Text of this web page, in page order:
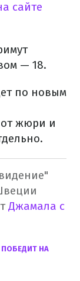
сайте
— 18.
по новым
жюри и
Джамала с
НА